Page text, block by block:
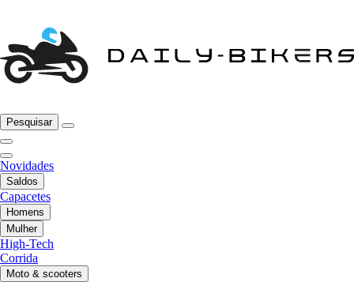
Pesquisar
Novidades
Saldos
Capacetes
Homens
Mulher
High-Tech
Corrida
Moto & scooters